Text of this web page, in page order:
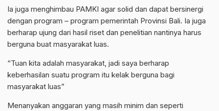
Ia juga menghimbau PAMKI agar solid dan dapat bersinergi
dengan program – program pemerintah Provinsi Bali. Ia juga
berharap ujung dari hasil riset dan penelitian nantinya harus
berguna buat masyarakat luas.
“Tuan kita adalah masyarakat, jadi saya berharap
keberhasilan suatu program itu kelak berguna bagi
masyarakat luas”
Menanyakan anggaran yang masih minim dan seperti